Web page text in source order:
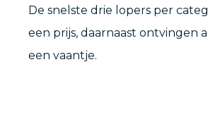
De snelste drie lopers per
een prijs, daarnaast ontvingen
een vaantje.